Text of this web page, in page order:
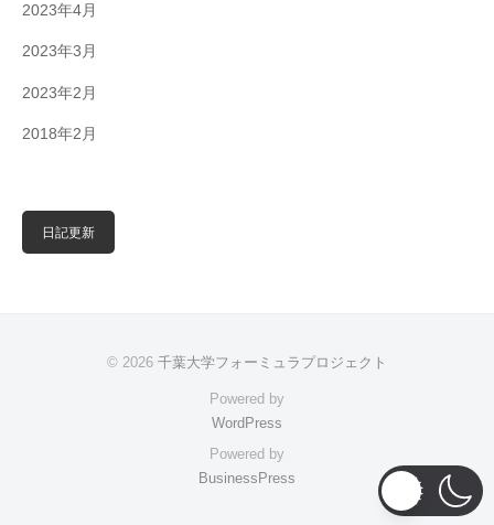
2023年4月
2023年3月
2023年2月
2018年2月
日記更新
© 2026 千葉大学フォーミュラプロジェクト
Powered by
WordPress
Powered by
BusinessPress